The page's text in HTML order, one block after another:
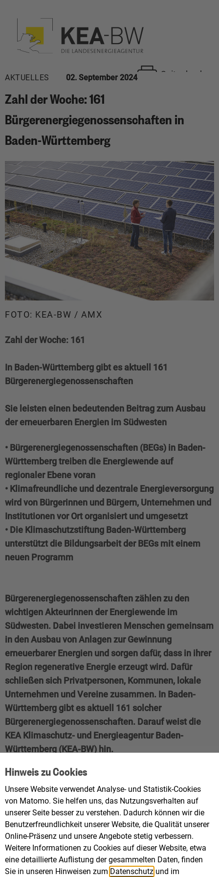
Seite drucken
AKTUELLES 02. September 2024
Zahl der Woche: 161
Bürgerenergiegenossenschaften in
Baden-Württemberg
FOTO: KEA-BW / AMX
Zahl der Woche: 161
In Baden-Württemberg gibt es aktuell 161
Bürgerenergiegenossenschaften
Sie leisten einen bedeutenden Beitrag zum Ausbau
der erneuerbaren Energien im Südwesten
• Bürgerenergiegenossenschaften (BEGs) in Baden-
Württemberg treiben die Energiewende auf
regionaler Ebene voran
• Klimafreundliche und dezentrale Energieversorgung
wird von Bürgerinnen und Bürgern, Unternehmen und
Institutionen vor Ort organisiert und umgesetzt
• Die Klimaschutzstiftung Baden-Württemberg
unterstützt die Bildungsarbeit der BEGs mit einem
neuen Programm
Bürgerenergiegenossenschaften zählen zu den
wichtigen Akteurinnen der Energiewende im
Südwesten. Dabei investieren Menschen gemeinsam
in den Ausbau von Anlagen zur Gewinnung
erneuerbarer Energien und sorgen dafür, dass in ihrer
Region regenerative Energie erzeugt wird. Dafür
schließen sich Privatpersonen, Kommunen, lokale
Unternehmen und Vereine zusammen. In Baden-
Württemberg gibt es aktuell 161 solcher
Bürgerenergiegenossenschaften. Darauf weist die
KEA Klimaschutz- und Energieagentur Baden-
Württemberg (KEA-BW) hin.
Die Mitglieder sorgen gemeinschaftlich dafür, dass
Energie mit Wind, Wasser, Biomasse oder Sonne
erzeugt wird und planen Wärmenetze in ihrer Region.
Bürgerenergiegenossenschaften sind unabhängig
und demokratisch organisiert. Ein Vorteil der
genossenschaftlichen Energieerzeugung: Sie ist gut
für die Wirtschaft in der Region. Häufig werden für die
Umsetzung der Projekte lokale Handwerker und
Hinweis zu Cookies
Unsere Website verwendet Analyse- und Statistik-Cookies
von Matomo. Sie helfen uns, das Nutzungsverhalten auf
unserer Seite besser zu verstehen. Dadurch können wir die
Benutzerfreundlichkeit unserer Website, die Qualität unserer
Online-Präsenz und unsere Angebote stetig verbessern.
Weitere Informationen zu Cookies auf dieser Website, etwa
eine detaillierte Auflistung der gesammelten Daten, finden
Sie in unseren Hinweisen zum Datenschutz und im